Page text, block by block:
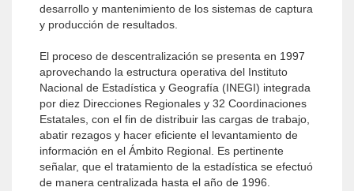
desarrollo y mantenimiento de los sistemas de captura
y producción de resultados.
El proceso de descentralización se presenta en 1997
aprovechando la estructura operativa del Instituto
Nacional de Estadística y Geografía (INEGI) integrada
por diez Direcciones Regionales y 32 Coordinaciones
Estatales, con el fin de distribuir las cargas de trabajo,
abatir rezagos y hacer eficiente el levantamiento de
información en el Ámbito Regional. Es pertinente
señalar, que el tratamiento de la estadística se efectuó
de manera centralizada hasta el año de 1996.